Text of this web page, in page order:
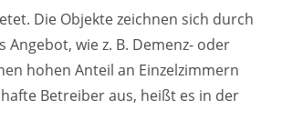
Die Objekte zeichnen sich durch
Angebot, wie z. B. Demenz- oder
hohen Anteil an Einzelzimmern
Betreiber aus, heißt es in der